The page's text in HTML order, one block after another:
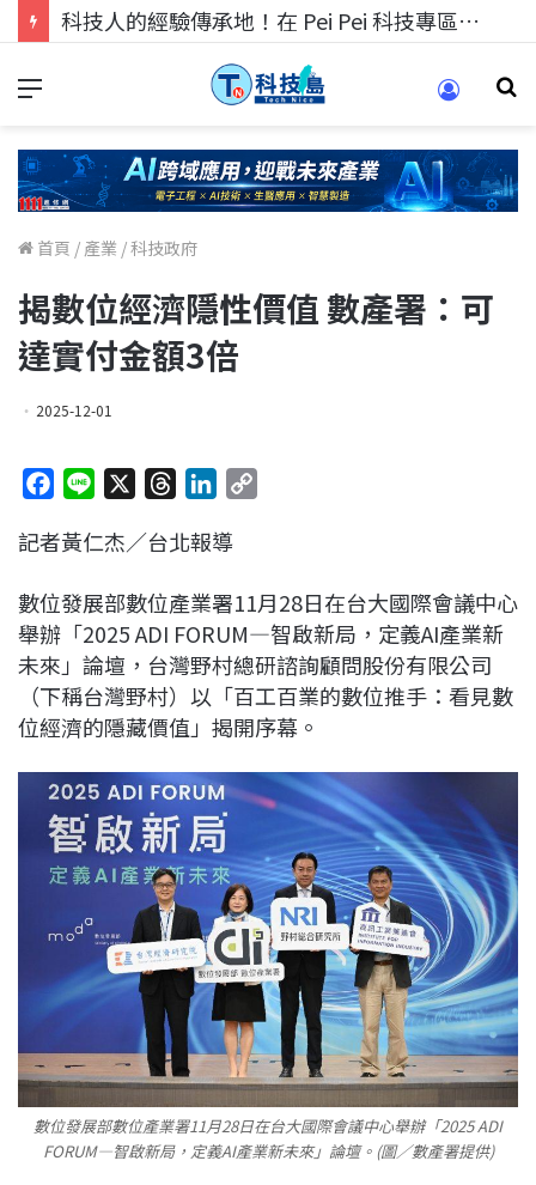
科技人的經驗傳承地！在 Pei Pei 科技專區，與學弟妹交流最硬核的技術
首頁 / 產業 /科技政府
揭數位經濟隱性價值 數產署：可
達實付金額3倍
2025-12-01
c
b
o
o
k
n
r
a
d
s
n
e
d
I
n
L
i
n
k
記者黃仁杰／台北報導
數位發展部數位產業署11月28日在台大國際會議中心
舉辦「2025 ADI FORUM—智啟新局，定義AI產業新
未來」論壇，台灣野村總研諮詢顧問股份有限公司
（下稱台灣野村）以「百工百業的數位推手：看見數
位經濟的隱藏價值」揭開序幕。
數位發展部數位產業署11月28日在台大國際會議中心舉辦「2025 ADI
FORUM—智啟新局，定義AI產業新未來」論壇。(圖／數產署提供)